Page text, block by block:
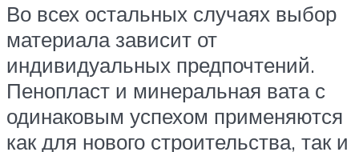
Во всех остальных случаях выбор
материала зависит от
индивидуальных предпочтений.
Пенопласт и минеральная вата с
одинаковым успехом применяются
как для нового строительства, так и